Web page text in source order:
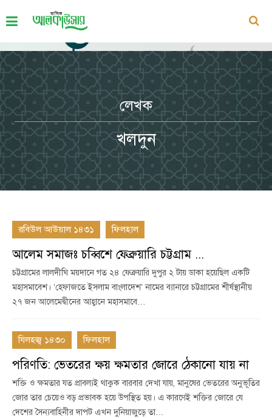
লেখক
খলদুন
রবিউল আউয়াল ১৪৩১ ফিলহাল
আলেম সমাজঃ চব্বিশে ফেব্রুয়ারি চট্টগ্রাম ...
চট্টগ্রামের লালদীঘি ময়দানে গত ২৪ ফেব্রুয়ারি দুপুর ২ টায় ডাকা হয়েছিল একটি
মহাসমাবেশ। ‘হেফাজতে ইসলাম বাংলাদেশ’ নামের ব্যানারে চট্টগ্রামের শীর্ষস্থানীয়
২৭ জন আলেমেদ্বীনের আহ্বানে মহাসমাবে…
যিলহজ্ব ১৪৩০ ফিলহাল
পরিণতি: ভেতরের ক্ষয় ক্ষমতার জোরে ঠেকানো যায় না
শক্তি ও ক্ষমতার যত প্রাবল্যই থাকুক বারবার দেখা যায়, মানুষের ভেতরের অনুভূতির
জোর তার চেয়েও বড় প্রভাবক হয়ে উপস্থিত হয়। এ কারণেই শক্তির জোরে যে
দেশের সৈন্যবাহিনীর দাপট এখন দুনিয়াজুড়ে তা…